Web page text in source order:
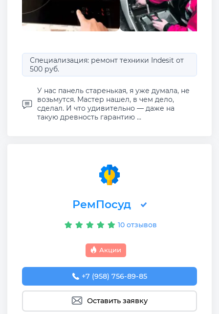
Специализация: ремонт техники Indesit от
500 руб.
У нас панель старенькая, я уже думала, не
возьмутся. Мастер нашел, в чем дело,
сделал. И что удивительно — даже на
такую древность гарантию ...
РемПосуд
10 отзывов
Акции
+7 (958) 756-89-85
Оставить заявку